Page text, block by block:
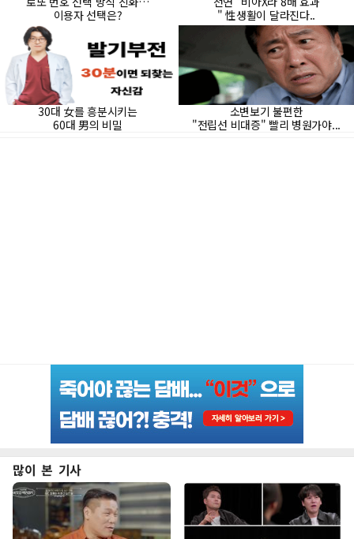
많이 본 기사